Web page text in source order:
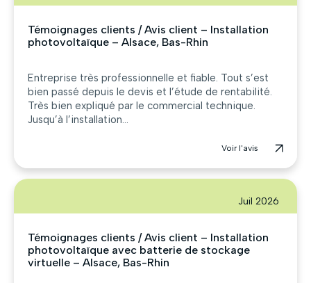
Témoignages clients / Avis client – Installation
photovoltaïque – Alsace, Bas-Rhin
Entreprise très professionnelle et fiable. Tout s’est
bien passé depuis le devis et l’étude de rentabilité.
Très bien expliqué par le commercial technique.
Jusqu’à l’installation...
Voir l'avis
Juil 2026
Témoignages clients / Avis client – Installation
photovoltaïque avec batterie de stockage
virtuelle – Alsace, Bas-Rhin